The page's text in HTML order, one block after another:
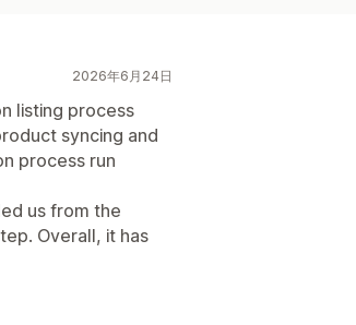
2026年6月24日
listing process
syncing and
process run
us from the
Overall, it has